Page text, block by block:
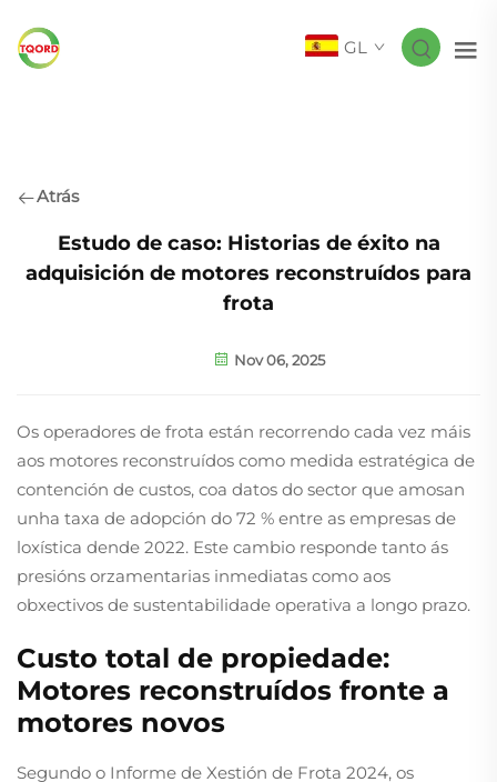
GL
Atrás
Estudo de caso: Historias de éxito na
adquisición de motores reconstruídos para
frota
Nov 06, 2025
Os operadores de frota están recorrendo cada vez máis
aos motores reconstruídos como medida estratégica de
contención de custos, coa datos do sector que amosan
unha taxa de adopción do 72 % entre as empresas de
loxística dende 2022. Este cambio responde tanto ás
presións orzamentarias inmediatas como aos
obxectivos de sustentabilidade operativa a longo prazo.
Custo total de propiedade:
Motores reconstruídos fronte a
motores novos
Segundo o Informe de Xestión de Frota 2024, os